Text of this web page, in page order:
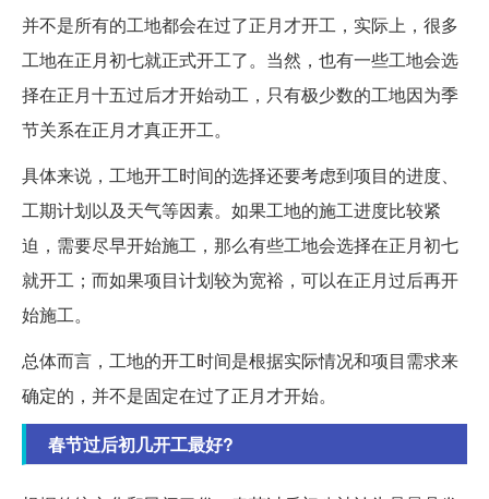
并不是所有的工地都会在过了正月才开工，实际上，很多
工地在正月初七就正式开工了。当然，也有一些工地会选
择在正月十五过后才开始动工，只有极少数的工地因为季
节关系在正月才真正开工。
具体来说，工地开工时间的选择还要考虑到项目的进度、
工期计划以及天气等因素。如果工地的施工进度比较紧
迫，需要尽早开始施工，那么有些工地会选择在正月初七
就开工；而如果项目计划较为宽裕，可以在正月过后再开
始施工。
总体而言，工地的开工时间是根据实际情况和项目需求来
确定的，并不是固定在过了正月才开始。
春节过后初几开工最好?